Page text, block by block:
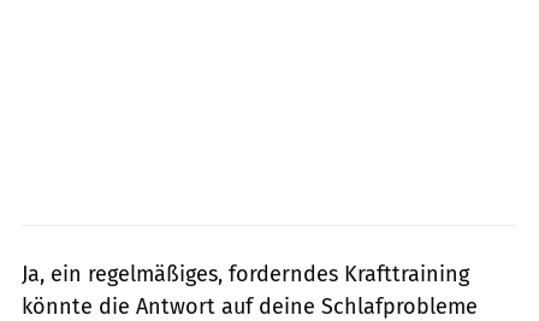
Ja, ein regelmäßiges, forderndes Krafttraining
könnte die Antwort auf deine Schlafprobleme